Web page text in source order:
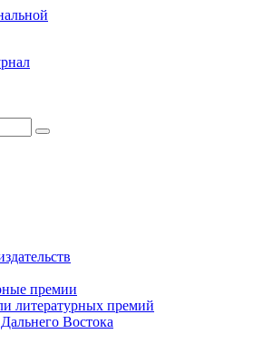
премии
литературных премий
Востока